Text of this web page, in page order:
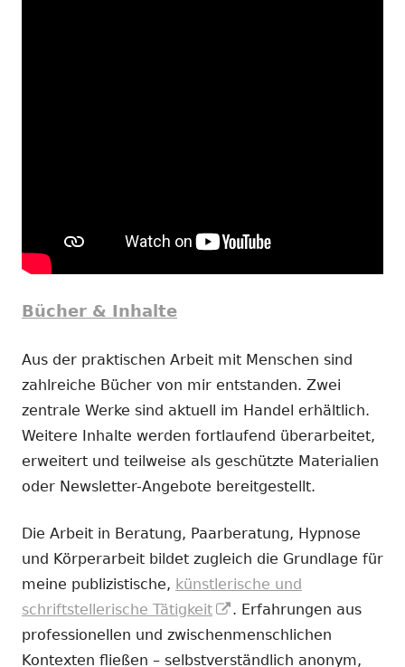
Bücher & Inhalte
Aus der praktischen Arbeit mit Menschen sind
zahlreiche Bücher von mir entstanden. Zwei
zentrale Werke sind aktuell im Handel erhältlich.
Weitere Inhalte werden fortlaufend überarbeitet,
erweitert und teilweise als geschützte Materialien
oder Newsletter-Angebote bereitgestellt.
Die Arbeit in Beratung, Paarberatung, Hypnose
und Körperarbeit bildet zugleich die Grundlage für
meine publizistische, künstlerische und
schriftstellerische Tätigkeit
In
neuem
Fenster
. Erfahrungen aus
professionellen und zwischenmenschlichen
Kontexten fließen – selbstverständlich anonym,